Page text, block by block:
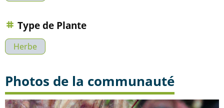
Type de Plante
Herbe
Photos de la communauté